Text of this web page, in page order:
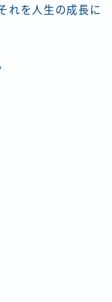
れを人生の成長に